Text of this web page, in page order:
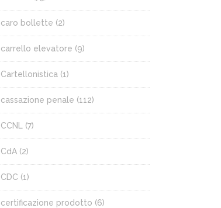
caro bollette (2)
carrello elevatore (9)
Cartellonistica (1)
cassazione penale (112)
CCNL (7)
CdA (2)
CDC (1)
certificazione prodotto (6)